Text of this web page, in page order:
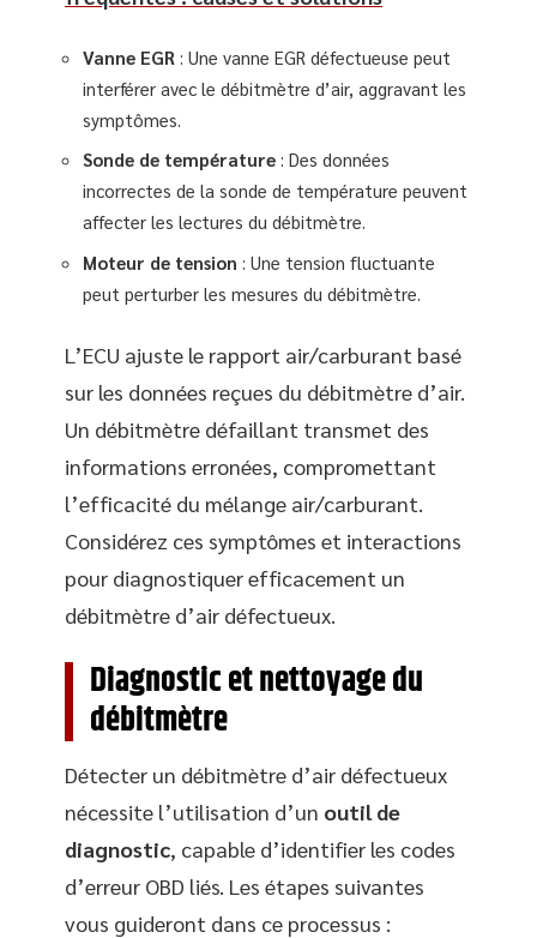
Vanne EGR : Une vanne EGR défectueuse peut
interférer avec le débitmètre d’air, aggravant les
symptômes.
Sonde de température : Des données
incorrectes de la sonde de température peuvent
affecter les lectures du débitmètre.
Moteur de tension : Une tension fluctuante
peut perturber les mesures du débitmètre.
L’ECU ajuste le rapport air/carburant basé
sur les données reçues du débitmètre d’air.
Un débitmètre défaillant transmet des
informations erronées, compromettant
l’efficacité du mélange air/carburant.
Considérez ces symptômes et interactions
pour diagnostiquer efficacement un
débitmètre d’air défectueux.
Diagnostic et nettoyage du
débitmètre
Détecter un débitmètre d’air défectueux
nécessite l’utilisation d’un outil de
diagnostic, capable d’identifier les codes
d’erreur OBD liés. Les étapes suivantes
vous guideront dans ce processus :